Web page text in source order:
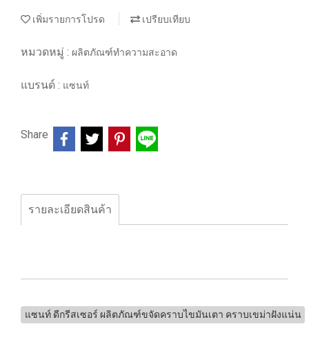
เพิ่มรายการโปรด เปรียบเทียบ
หมวดหมู่ : ผลิตภัณฑ์ทำความสะอาด
แบรนด์ : แซนท์
Share
รายละเอียดสินค้า
แซนท์ ดีกรีสเซอร์ ผลิตภัณฑ์ขจัดคราบไขมันเตา คราบเขม่าฝังแน่น